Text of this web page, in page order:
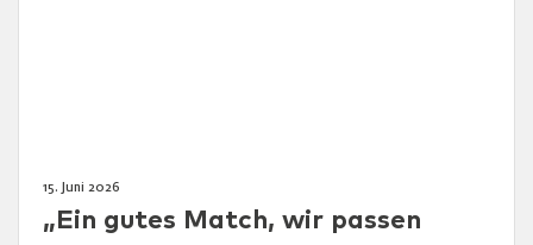
15. Juni 2026
„Ein gutes Match, wir passen